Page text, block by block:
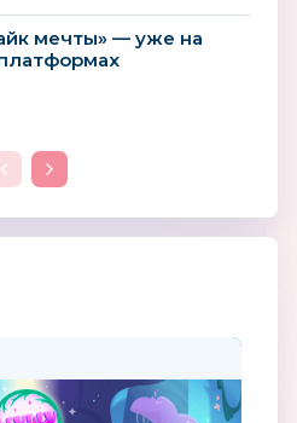
мечты» — уже на